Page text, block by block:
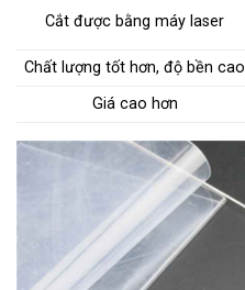
Cắt được bằng máy laser
Chất lượng tốt hơn, độ bền cao
Giá cao hơn